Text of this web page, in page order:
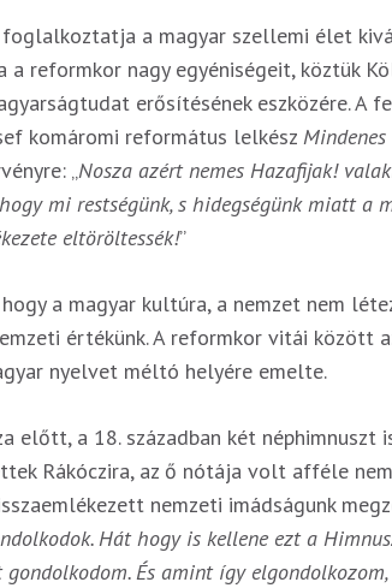
a magyar szellemi élet
reformkor nagy egyéniségeit, köztük
erősítésének eszközére. A
komáromi református lelkész
„Nosza azért nemes Hazafijak!
mi restségünk, s hidegségünk miatt a
eltöröltessék!”
a magyar kultúra, a nemzet nem
értékünk. A reformkor vitái között
nyelvet méltó helyére emelte.
előtt, a 18. században két néphimnuszt
Rákóczira, az ő nótája volt afféle
nemzeti imádságunk
Hát hogy is kellene ezt a
És amint így